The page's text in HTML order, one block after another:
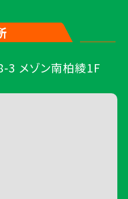
3 メゾン南柏綾1F